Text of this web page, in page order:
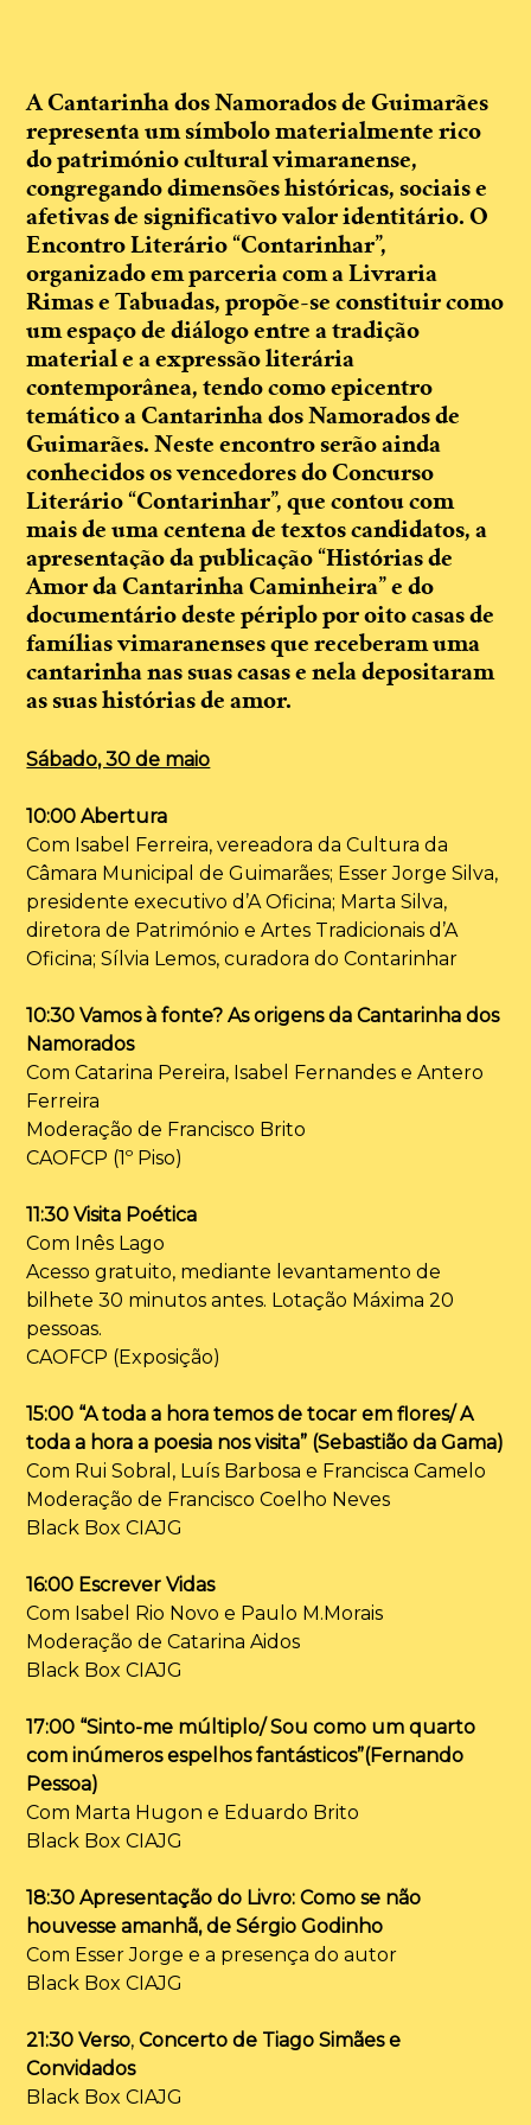
A Cantarinha dos Namorados de Guimarães
representa um símbolo materialmente rico
do património cultural vimaranense,
congregando dimensões históricas, sociais e
afetivas de significativo valor identitário. O
Encontro Literário “Contarinhar”,
organizado em parceria com a Livraria
Rimas e Tabuadas, propõe-se constituir como
um espaço de diálogo entre a tradição
material e a expressão literária
contemporânea, tendo como epicentro
temático a Cantarinha dos Namorados de
Guimarães. Neste encontro serão ainda
conhecidos os vencedores do Concurso
Literário “Contarinhar”, que contou com
mais de uma centena de textos candidatos, a
apresentação da publicação “Histórias de
Amor da Cantarinha Caminheira” e do
documentário deste périplo por oito casas de
famílias vimaranenses que receberam uma
cantarinha nas suas casas e nela depositaram
as suas histórias de amor.
Sábado, 30 de maio
10:00 Abertura
Com Isabel Ferreira, vereadora da Cultura da
Câmara Municipal de Guimarães; Esser Jorge Silva,
presidente executivo d’A Oficina; Marta Silva,
diretora de Património e Artes Tradicionais d’A
Oficina; Sílvia Lemos, curadora do Contarinhar
10:30 Vamos à fonte? As origens da Cantarinha dos
Namorados
Com Catarina Pereira, Isabel Fernandes e Antero
Ferreira
Moderação de Francisco Brito
CAOFCP (1º Piso)
11:30 Visita Poética
Com Inês Lago
Acesso gratuito, mediante levantamento de
bilhete 30 minutos antes. Lotação Máxima 20
pessoas.
CAOFCP (Exposição)
15:00 “A toda a hora temos de tocar em flores/ A
toda a hora a poesia nos visita” (Sebastião da Gama)
Com Rui Sobral, Luís Barbosa e Francisca Camelo
Moderação de Francisco Coelho Neves
Black Box CIAJG
16:00 Escrever Vidas
Com Isabel Rio Novo e Paulo M.Morais
Moderação de Catarina Aidos
Black Box CIAJG
17:00 “Sinto-me múltiplo/ Sou como um quarto
com inúmeros espelhos fantásticos”(Fernando
Pessoa)
Com Marta Hugon e Eduardo Brito
Black Box CIAJG
18:30 Apresentação do Livro: Como se não
houvesse amanhã, de Sérgio Godinho
Com Esser Jorge e a presença do autor
Black Box CIAJG
21:30 Verso,Concerto de Tiago Simães e
Convidados
Black Box CIAJG